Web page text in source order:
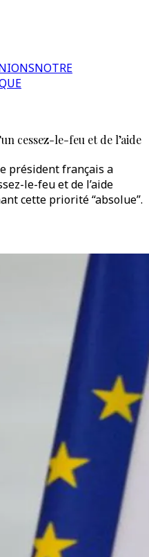
NOTRE
cessez-le-feu et de l’aide
président français a
le-feu et de l’aide
cette priorité “absolue”.